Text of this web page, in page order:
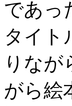
であっ
タイト
りな
がら絵